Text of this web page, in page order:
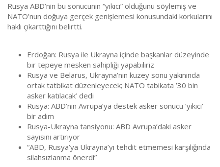
Rusya ABD’nin bu sonucunın “yıkıcı” olduğunu söylemiş ve
NATO’nun doğuya gerçek genişlemesi konusundaki korkularını
haklı çıkarttığını belirtti.
Erdoğan: Rusya ile Ukrayna içinde başkanlar düzeyinde
bir tepeye mesken sahipliği yapabiliriz
Rusya ve Belarus, Ukrayna’nın kuzey sonu yakınında
ortak tatbikat düzenleyecek; NATO tabikata ’30 bin
asker katılacak’ dedi
Rusya: ABD’nin Avrupa’ya destek asker sonucu ‘yıkıcı’
bir adım
Rusya-Ukrayna tansiyonu: ABD Avrupa’daki asker
sayısını artırıyor
“ABD, Rusya’ya Ukrayna’yı tehdit etmemesi karşılığında
silahsızlanma önerdi”